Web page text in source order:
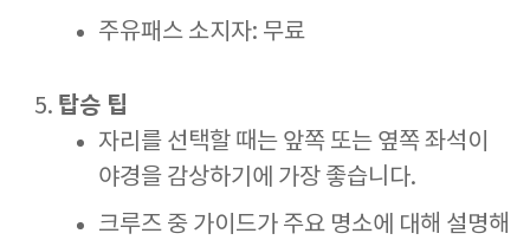
주유패스 소지자: 무료
탑승 팁
자리를 선택할 때는 앞쪽 또는 옆쪽 좌석이
야경을 감상하기에 가장 좋습니다.
크루즈 중 가이드가 주요 명소에 대해 설명해